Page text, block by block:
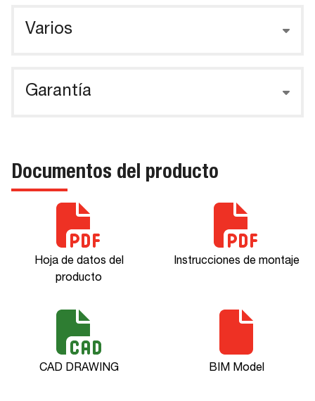
Varios
Garantía
Documentos del producto
Hoja de datos del
producto
Instrucciones de montaje
CAD DRAWING BIM Model